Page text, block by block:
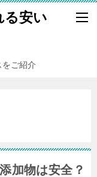
る安い
ご紹介
加物は安全？